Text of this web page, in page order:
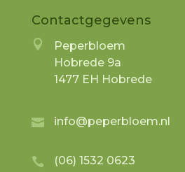
Contactgegevens

Peperbloem
Hobrede 9a
1477 EH Hobrede
 info@peperbloem.nl
 (06) 1532 0623